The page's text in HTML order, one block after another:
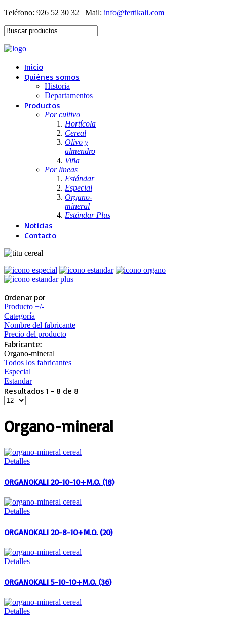
Teléfono: 926 52 30 32 Mail:
Inicio
Quiénes somos
Historia
Departamentos
Productos
Por cultivo
Hortícola
Cereal
Olivo y
almendro
Viña
Por lineas
Estándar
Especial
Organo-
mineral
Estándar Plus
Noticias
Contacto
Ordenar por
Producto +/-
Categoría
Nombre del fabricante
Precio del producto
Fabricante:
Organo-mineral
Todos los fabricantes
Especial
Estandar
Resultados 1 - 8 de 8
Organo-mineral
Detalles
ORGANOKALI 20-10-10+M.O. (18)
Detalles
ORGANOKALI 20-8-10+M.O. (20)
Detalles
ORGANOKALI 5-10-10+M.O. (36)
Detalles